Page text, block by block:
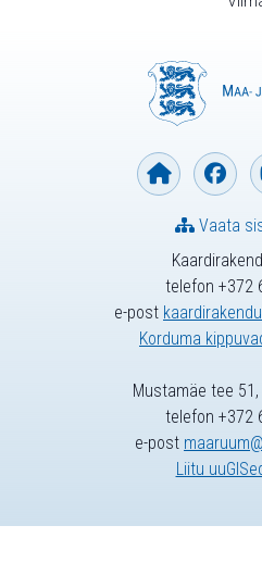
telefon +372
e-post
Korduma
Vaata
Mustamäe tee
telefon +372
e-post
Liitu